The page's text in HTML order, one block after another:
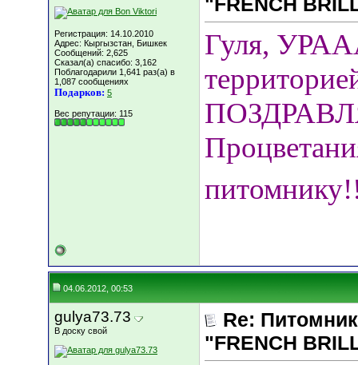
Регистрация: 14.10.2010
Адрес: Кыргызстан, Бишкек
Сообщений: 2,625
Сказал(а) спасибо: 3,162
Поблагодарили 1,641 раз(а) в
1,087 сообщениях
Подарков: 5
Вес репутации: 115
Гуля,
04.06.2012, 00:53
gulya73.73
В доску свой
Re:
"FRENCH